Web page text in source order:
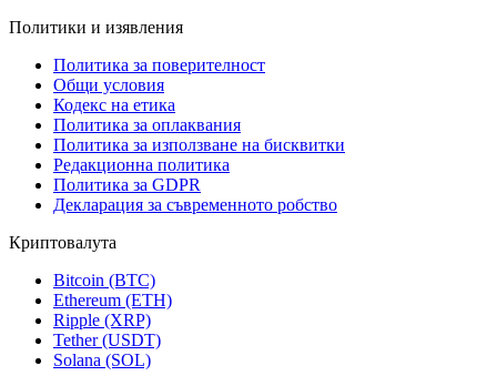
Политики и изявления
Политика за поверителност
Общи условия
Кодекс на етика
Политика за оплаквания
Политика за използване на бисквитки
Редакционна политика
Политика за GDPR
Декларация за съвременното робство
Криптовалута
Bitcoin (BTC)
Ethereum (ETH)
Ripple (XRP)
Tether (USDT)
Solana (SOL)